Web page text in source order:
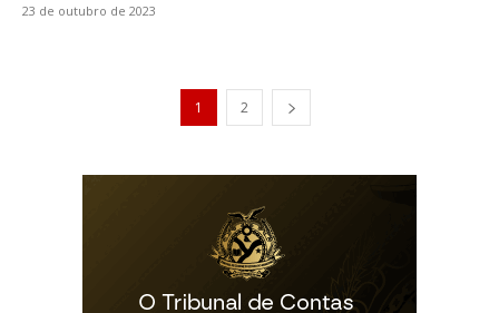
23 de outubro de 2023
1 2